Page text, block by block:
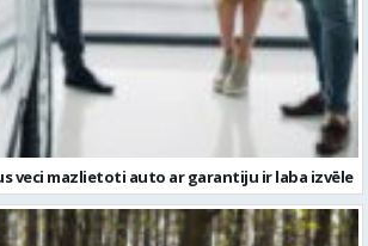
veci mazlietoti auto ar garantiju ir laba izvēle